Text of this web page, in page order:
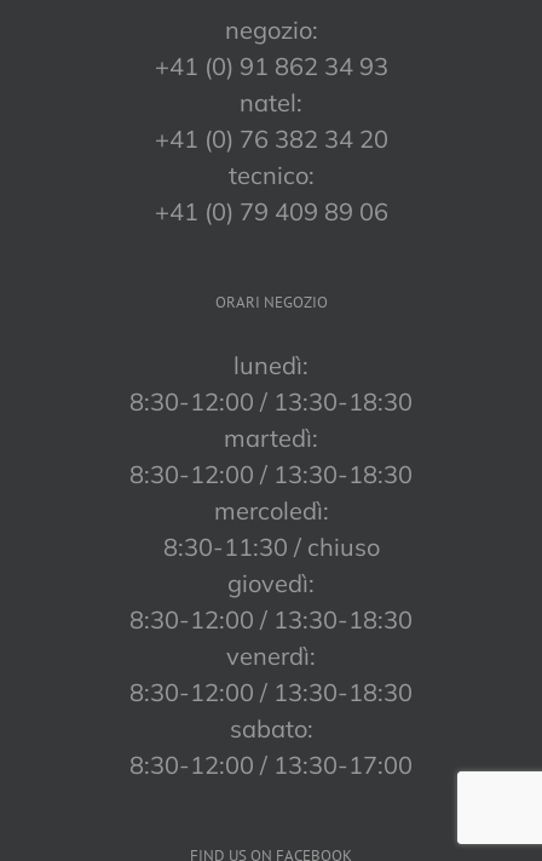
negozio:
+41 (0) 91 862 34 93
natel:
+41 (0) 76 382 34 20
tecnico:
+41 (0) 79 409 89 06
ORARI NEGOZIO
lunedì:
8:30-12:00 / 13:30-18:30
martedì:
8:30-12:00 / 13:30-18:30
mercoledì:
8:30-11:30 / chiuso
giovedì:
8:30-12:00 / 13:30-18:30
venerdì:
8:30-12:00 / 13:30-18:30
sabato:
8:30-12:00 / 13:30-17:00
FIND US ON FACEBOOK